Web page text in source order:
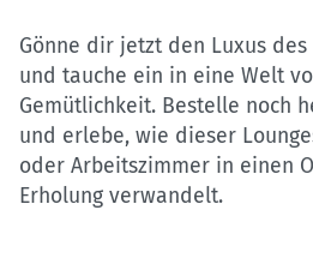
Gönne dir jetzt den Luxus des
und tauche ein in eine Welt
Gemütlichkeit. Bestelle noch
und erlebe, wie dieser
oder Arbeitszimmer in einen
Erholung verwandelt.